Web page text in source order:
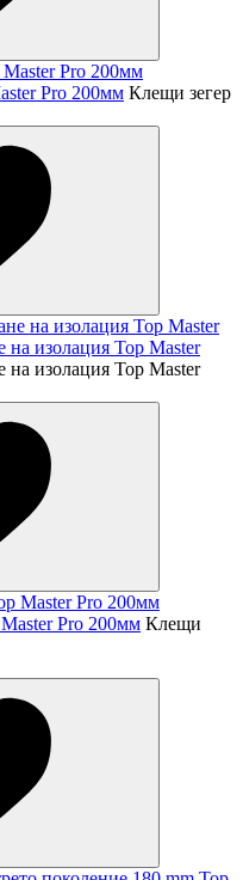
Pro 200мм Клещи зегер
изолация Top Master
изолация Top Master
Pro 200мм Клещи